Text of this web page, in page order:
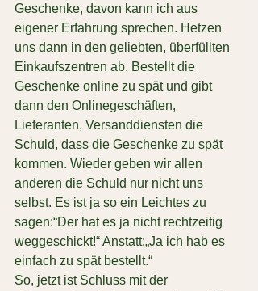
Geschenke, davon kann ich aus
eigener Erfahrung sprechen. Hetzen
uns dann in den geliebten, überfüllten
Einkaufszentren ab. Bestellt die
Geschenke online zu spät und gibt
dann den Onlinegeschäften,
Lieferanten, Versanddiensten die
Schuld, dass die Geschenke zu spät
kommen. Wieder geben wir allen
anderen die Schuld nur nicht uns
selbst. Es ist ja so ein Leichtes zu
sagen:“Der hat es ja nicht rechtzeitig
weggeschickt!“ Anstatt:„Ja ich hab es
einfach zu spät bestellt.“
So, jetzt ist Schluss mit der